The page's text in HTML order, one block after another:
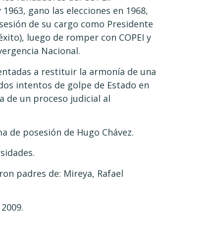
gano las elecciones en 1968,
de su cargo como Presidente
luego de romper con COPEI y
Nacional.
a restituir la armonía de una
intentos de golpe de Estado en
de un proceso judicial al
de posesión de Hugo Chávez.
padres de: Mireya, Rafael